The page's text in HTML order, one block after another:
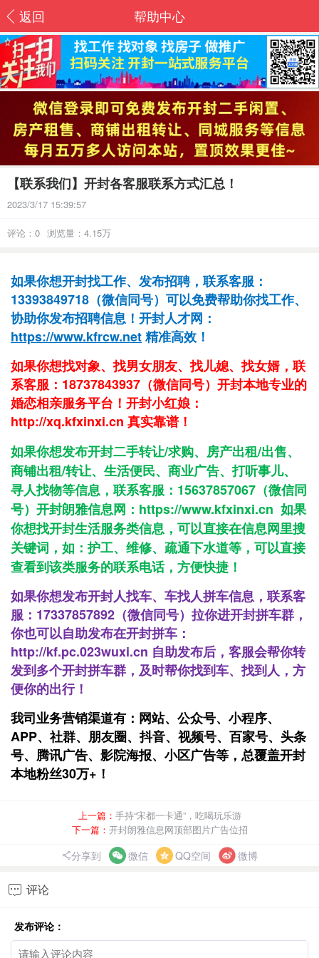
返回 帮助中心
【联系我们】开封各客服联系方式汇总！
2023/3/17 15:39:57
评论：0 浏览量：4.15万
如果你想开封找工作、发布招聘，联系客服：
13393849718（微信同号）可以免费帮助你找工作、
协助你发布招聘信息！开封人才网：
https://www.kfrcw.net精准高效！
如果你想找对象、找男女朋友、找儿媳、找女婿，联
系客服：18737843937（微信同号）开封本地专业的
婚恋相亲服务平台！开封小红娘：
http://xq.kfxinxi.cn 真实靠谱！
如果你想发布开封二手转让/求购、房产出租/出售、
商铺出租/转让、生活便民、商业广告、打听事儿、
寻人找物等信息，联系客服：15637857067（微信同
号）开封朗雅信息网： https://www.kfxinxi.cn 如果
你想找开封生活服务类信息，可以直接在信息网里搜
关键词，如：护工、维修、疏通下水道等，可以直接
查看到该类服务的联系电话，方便快捷！
如果你想发布开封人找车、车找人拼车信息，联系客
服：17337857892（微信同号）拉你进开封拼车群，
你也可以自助发布在开封拼车：
http://kf.pc.023wuxi.cn 自助发布后，客服会帮你转
发到多个开封拼车群，及时帮你找到车、找到人，方
便你的出行！
我司业务营销渠道有：网站、公众号、小程序、
APP、社群、朋友圈、抖音、视频号、百家号、头条
号、腾讯广告、影院海报、小区广告等，总覆盖开封
本地粉丝30万+！
上一篇： 手持“宋都一卡通”，吃喝玩乐游
下一篇： 开封朗雅信息网顶部图片广告位招
分享到 微信 QQ空间 微博
 评论
发布评论：